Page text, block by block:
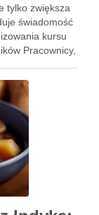
tylko zwiększa
świadomość
kursu
Pracownicy,
zdrowia lub …